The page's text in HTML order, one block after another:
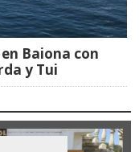
Baiona con
y Tui